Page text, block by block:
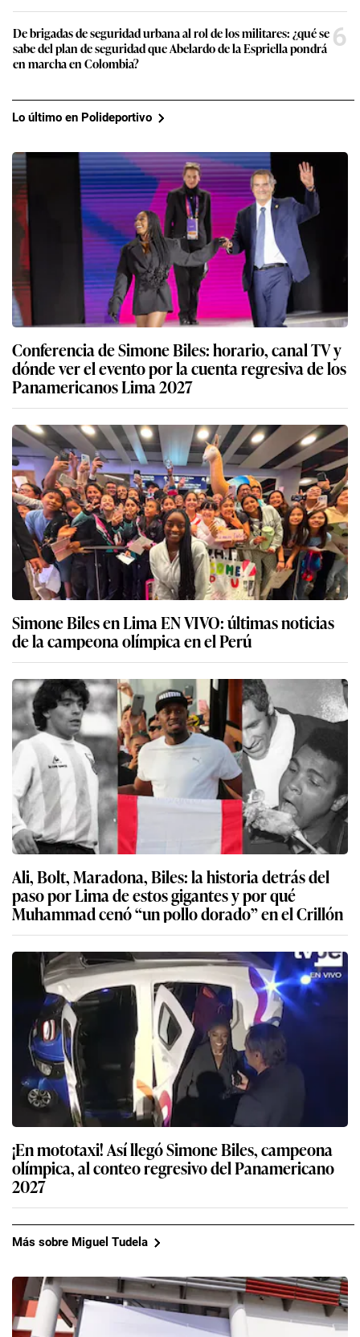
De brigadas de seguridad urbana al rol de los militares: ¿qué se
sabe del plan de seguridad que Abelardo de la Espriella pondrá
en marcha en Colombia?
6
Lo último en Polideportivo
Conferencia de Simone Biles: horario, canal TV y
dónde ver el evento por la cuenta regresiva de los
Panamericanos Lima 2027
Simone Biles en Lima EN VIVO: últimas noticias
de la campeona olímpica en el Perú
Ali, Bolt, Maradona, Biles: la historia detrás del
paso por Lima de estos gigantes y por qué
Muhammad cenó “un pollo dorado” en el Crillón
¡En mototaxi! Así llegó Simone Biles, campeona
olímpica, al conteo regresivo del Panamericano
2027
Más sobre Miguel Tudela